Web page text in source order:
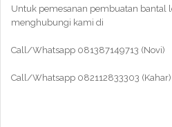
Untuk pemesanan pembuatan bantal
menghubungi kami di
Call/Whatsapp 081387149713 (Novi)
Call/Whatsapp 082112833303 (Kahar)